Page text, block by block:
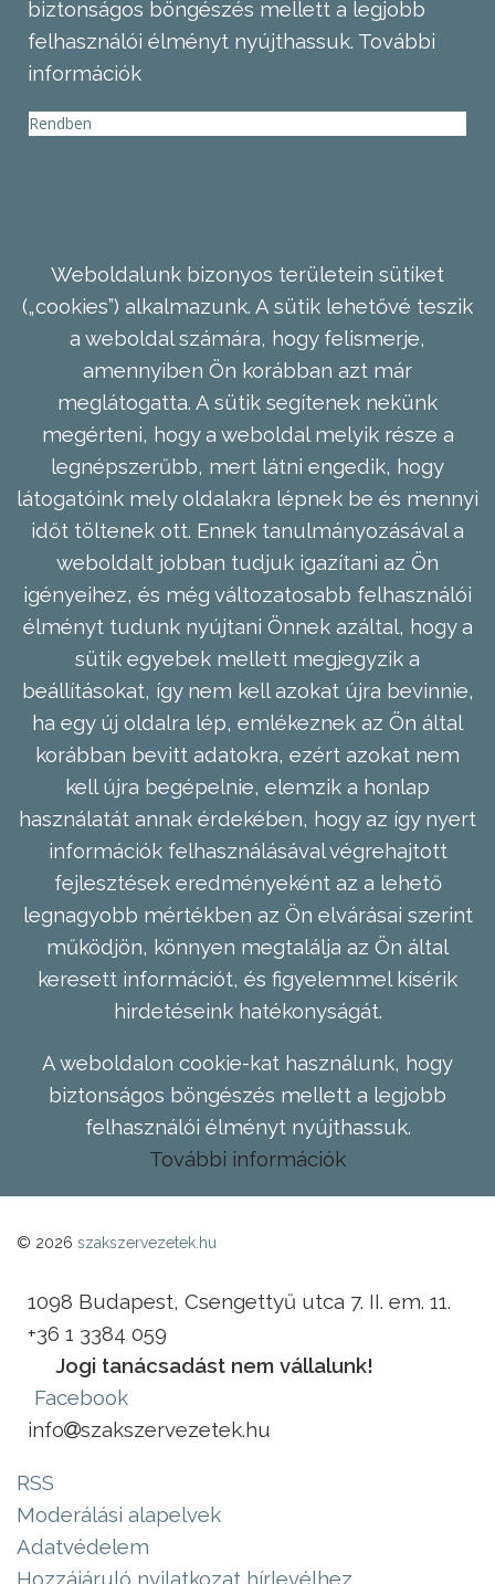
biztonságos böngészés mellett a legjobb
felhasználói élményt nyújthassuk. További
információk
Rendben
Weboldalunk bizonyos területein sütiket
(„cookies”) alkalmazunk. A sütik lehetővé teszik
a weboldal számára, hogy felismerje,
amennyiben Ön korábban azt már
meglátogatta. A sütik segítenek nekünk
megérteni, hogy a weboldal melyik része a
legnépszerűbb, mert látni engedik, hogy
látogatóink mely oldalakra lépnek be és mennyi
időt töltenek ott. Ennek tanulmányozásával a
weboldalt jobban tudjuk igazítani az Ön
igényeihez, és még változatosabb felhasználói
élményt tudunk nyújtani Önnek azáltal, hogy a
sütik egyebek mellett megjegyzik a
beállításokat, így nem kell azokat újra bevinnie,
ha egy új oldalra lép, emlékeznek az Ön által
korábban bevitt adatokra, ezért azokat nem
kell újra begépelnie, elemzik a honlap
használatát annak érdekében, hogy az így nyert
információk felhasználásával végrehajtott
fejlesztések eredményeként az a lehető
legnagyobb mértékben az Ön elvárásai szerint
működjön, könnyen megtalálja az Ön által
keresett információt, és figyelemmel kísérik
hirdetéseink hatékonyságát.
A weboldalon cookie-kat használunk, hogy
biztonságos böngészés mellett a legjobb
felhasználói élményt nyújthassuk.
További információk
© 2026 szakszervezetek.hu
1098 Budapest, Csengettyű utca 7. II. em. 11.
+36 1 3384 059
Jogi tanácsadást nem vállalunk!
Facebook
info
szakszervezetek.hu
RSS
Moderálási alapelvek
Adatvédelem
Hozzájáruló nyilatkozat hírlevélhez